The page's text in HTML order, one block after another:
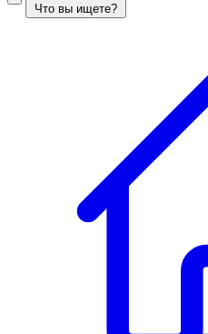
Что вы ищете?